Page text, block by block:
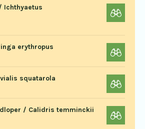
Ichthyaetus
erythropus
squatarola
/ Calidris temminckii